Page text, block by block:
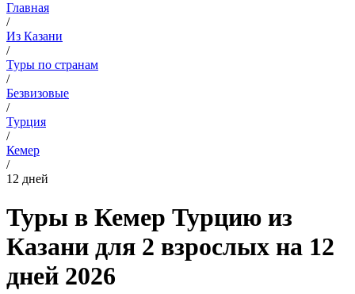
Главная
/
Из Казани
/
Туры по странам
/
Безвизовые
/
Турция
/
Кемер
/
12 дней
Туры в Кемер Турцию из
Казани для 2 взрослых на 12
дней 2026